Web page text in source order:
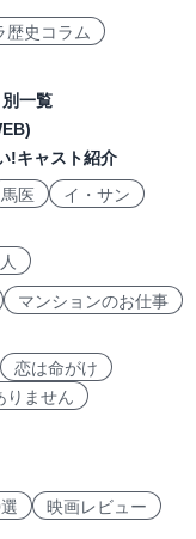
歴史コラム
一覧
!キャスト紹介
馬医
イ・サン
マンションのお仕事
恋は命がけ
りません
映画レビュー